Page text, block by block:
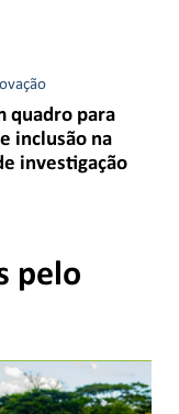
quadro para
inclusão na
investigação
pelo